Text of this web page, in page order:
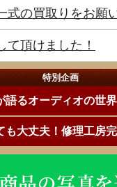
式の買取りをお願
て頂けました！
特別企画
語るオーディオの世界
も大丈夫！修理工房